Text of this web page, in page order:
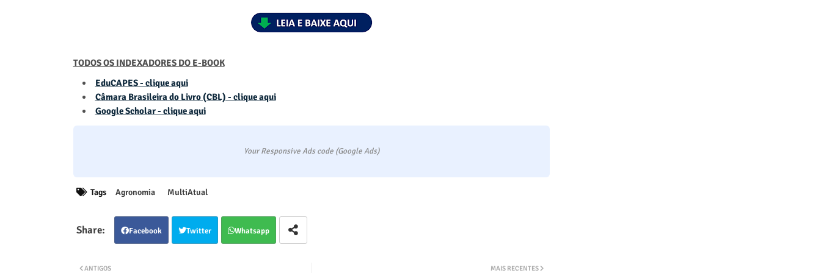
TODOS OS INDEXADORES DO E-BOOK
EduCAPES - clique aqui
Câmara Brasileira do Livro (CBL) - clique aqui
Google Scholar - clique aqui
Your Responsive Ads code (Google Ads)
Tags Agronomia MultiAtual
Facebook Twitter Whatsapp
MAIS RECENTES
ANTIGOS